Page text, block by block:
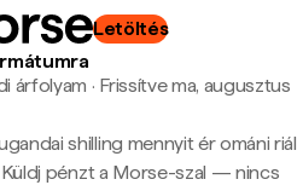
Letöltés
árfolyam · Frissítve ma, augusztus
shilling mennyit ér ománi riál
pénzt a Morse-szal — nincs